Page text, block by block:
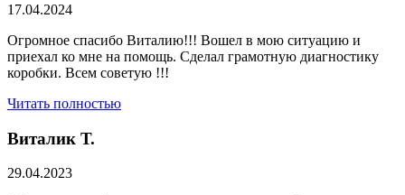
17.04.2024
Огромное спасибо Виталию!!! Вошел в мою ситуацию и
приехал ко мне на помощь. Сделал грамотную диагностику
коробки. Всем советую !!!
Читать полностью
Виталик Т.
29.04.2023